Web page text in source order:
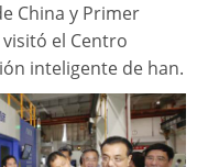
China y Primer
el Centro
inteligente de han.